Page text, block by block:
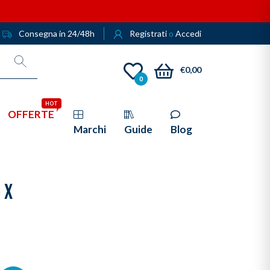
Consegna in 24/48h Registrati o Accedi
0
€0,00
OFFERTE
HOT
Marchi Guide Blog